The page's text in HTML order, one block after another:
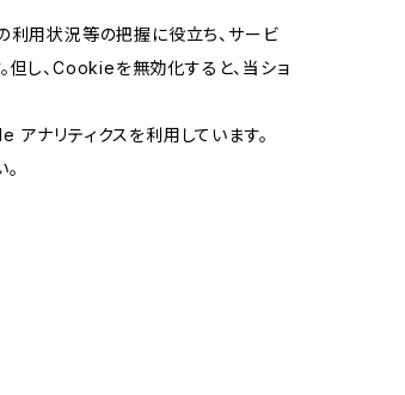
利用状況等の把握に役立ち、サービ
し、Cookieを無効化すると、当ショ
ナリティクスを利用しています。